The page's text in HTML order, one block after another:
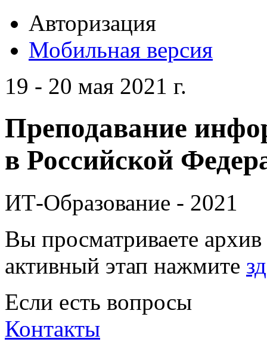
Авторизация
Мобильная версия
19 - 20 мая 2021 г.
Преподавание
в Российской
ИТ-Образование - 2021
Вы просматриваете
активный этап нажмите
Если есть вопросы
Контакты